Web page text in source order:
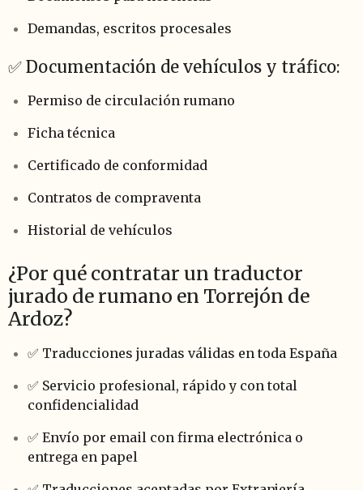
Demandas, escritos procesales
✅ Documentación de vehículos y tráfico:
Permiso de circulación rumano
Ficha técnica
Certificado de conformidad
Contratos de compraventa
Historial de vehículos
¿Por qué contratar un traductor
jurado de rumano en Torrejón de
Ardoz?
✅ Traducciones juradas válidas en toda España
✅ Servicio profesional, rápido y con total
confidencialidad
✅ Envío por email con firma electrónica o
entrega en papel